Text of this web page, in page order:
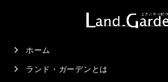
ホーム
ランド・ガーデンとは